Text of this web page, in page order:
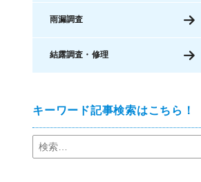
雨漏調査
結露調査・修理
キーワード記事検索はこちら！